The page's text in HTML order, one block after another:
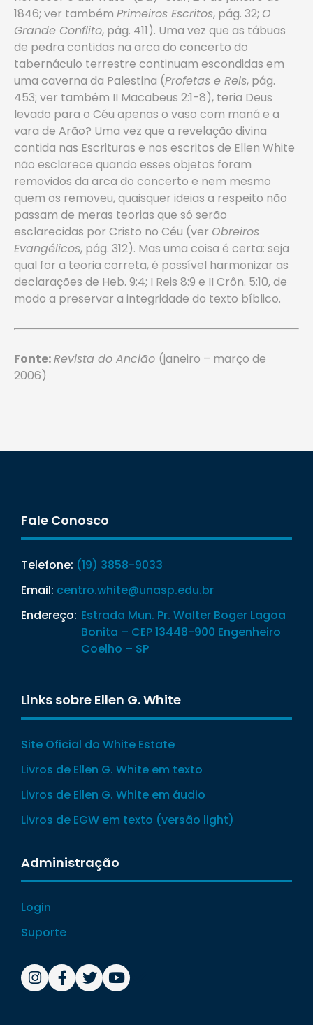
1846; ver também Primeiros Escritos, pág. 32; O
Grande Conflito, pág. 411). Uma vez que as tábuas
de pedra contidas na arca do concerto do
tabernáculo terrestre continuam escondidas em
uma caverna da Palestina (Profetas e Reis, pág.
453; ver também II Macabeus 2:1-8), teria Deus
levado para o Céu apenas o vaso com maná e a
vara de Arão? Uma vez que a revelação divina
contida nas Escrituras e nos escritos de Ellen White
não esclarece quando esses objetos foram
removidos da arca do concerto e nem mesmo
quem os removeu, quaisquer ideias a respeito não
passam de meras teorias que só serão
esclarecidas por Cristo no Céu (ver Obreiros
Evangélicos, pág. 312). Mas uma coisa é certa: seja
qual for a teoria correta, é possível harmonizar as
declarações de Heb. 9:4; I Reis 8:9 e II Crôn. 5:10, de
modo a preservar a integridade do texto bíblico.
Fonte:Revista do Ancião (janeiro – março de
2006)
Fale Conosco
Telefone: (19) 3858-9033
Email: centro.white@unasp.edu.br
Endereço: Estrada Mun. Pr. Walter Boger Lagoa
Bonita – CEP 13448-900 Engenheiro
Coelho – SP
Links sobre Ellen G. White
Site Oficial do White Estate
Livros de Ellen G. White em texto
Livros de Ellen G. White em áudio
Livros de EGW em texto (versão light)
Administração
Login
Suporte